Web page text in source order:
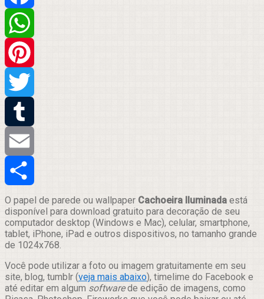
Facebook
WhatsApp
Pinterest
Twitter
Tumblr
Email
Compartilhar
O papel de parede ou wallpaper Cachoeira Iluminada está
disponível para download gratuito para decoração de seu
computador desktop (Windows e Mac), celular, smartphone,
tablet, iPhone, iPad e outros dispositivos, no tamanho grande
de 1024x768.
Você pode utilizar a foto ou imagem gratuitamente em seu
site, blog, tumblr (veja mais abaixo), timelime do Facebook e
até editar em algum softwarede edição de imagens, como